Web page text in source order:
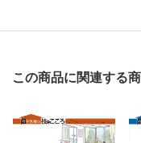
この商品に関連する